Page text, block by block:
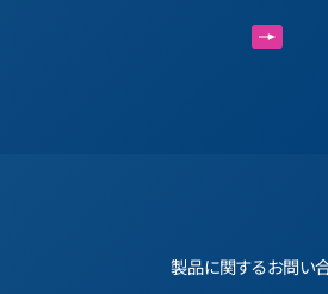
製品に関するお問い